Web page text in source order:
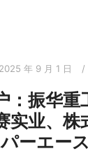
2025 年 9 月 1 日
：振华重
实业、株
パーエース